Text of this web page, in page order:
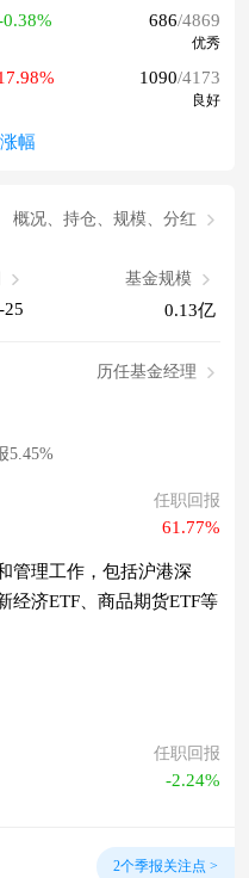
0.38% 686/4869
优秀
1090/4173
良好
幅
概况、持仓、规模、分红
25
基金规模
0.13亿
历任基金经理
5.45%
任职回报
61.77%
管理工作，包括沪港深
经济ETF、商品期货ETF等
任职回报
-2.24%
2个季报关注点 >